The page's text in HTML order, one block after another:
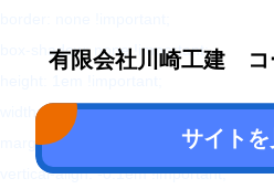
有限会社川崎工建 コ
サイトを
box-shadow: none !important;
width: 1em !important;
margin: 0 .07em !important;
vertical-align: -0.1em !important;